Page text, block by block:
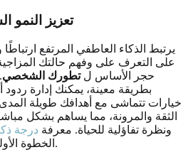
تعزيز النمو
يرتبط الذكاء العاطفي المرتفع ارتباطًا
على التعرف على وفهم حالتك
حجر الأساس لتطورك الشخصي
بطريقة معينة، يمكنك إدارة ردود
خيارات تتماشى مع أهدافك طويلة
الثقة والمرونة، مما يساهم بشكل
ونظرة تفاؤلية للحياة. معرفة درجة
الخطوة الأولى في هذه العملية التمكينية.